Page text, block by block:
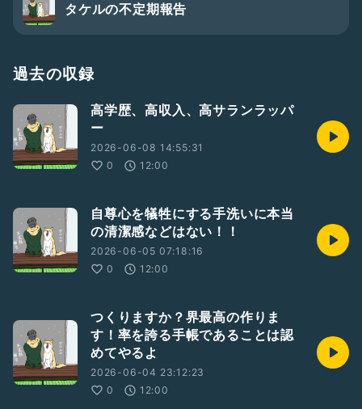
・これを繰り返し、労働市場最強のポケモンを決める。
・チャレンジ精神
・コミュニケーション能力
・傾聴の姿勢
・熱意
・論理的思考力
・ユーモア
・コンプライアンス意識
✌️おたより募集してます
この戦いは客観視王、タケルの主観によるものが大きいです。
面白すぎる、低すぎる、高すぎる、面白すぎる、などあればな
タケルの不定期報告
過去の収録
高学歴、高収入、高サランラッパ
ー
2026-06-08 14:55:31
0
12:00
自尊心を犠牲にする手洗いに本当
の清潔感などはない！！
2026-06-05 07:18:16
0
12:00
つくりますか？界最高の作りま
す！率を誇る手帳であることは認
めてやるよ
2026-06-04 23:12:23
0
12:00